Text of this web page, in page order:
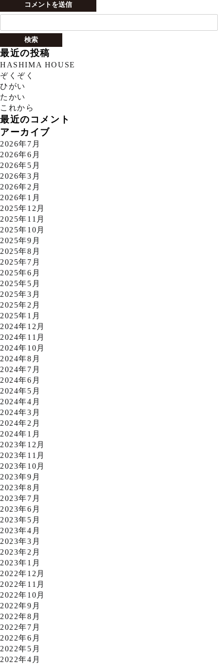
検
最近の投稿
HASHIMA HOUSE
ぞくぞく
ひがい
たかい
これから
最近のコメント
アーカイブ
2026年7月
2026年6月
2026年5月
2026年3月
2026年2月
2026年1月
2025年12月
2025年11月
2025年10月
2025年9月
2025年8月
2025年7月
2025年6月
2025年5月
2025年3月
2025年2月
2025年1月
2024年12月
2024年11月
2024年10月
2024年8月
2024年7月
2024年6月
2024年5月
2024年4月
2024年3月
2024年2月
2024年1月
2023年12月
2023年11月
2023年10月
2023年9月
2023年8月
2023年7月
2023年6月
2023年5月
2023年4月
2023年3月
2023年2月
2023年1月
2022年12月
2022年11月
2022年10月
2022年9月
2022年8月
2022年7月
2022年6月
2022年5月
2022年4月